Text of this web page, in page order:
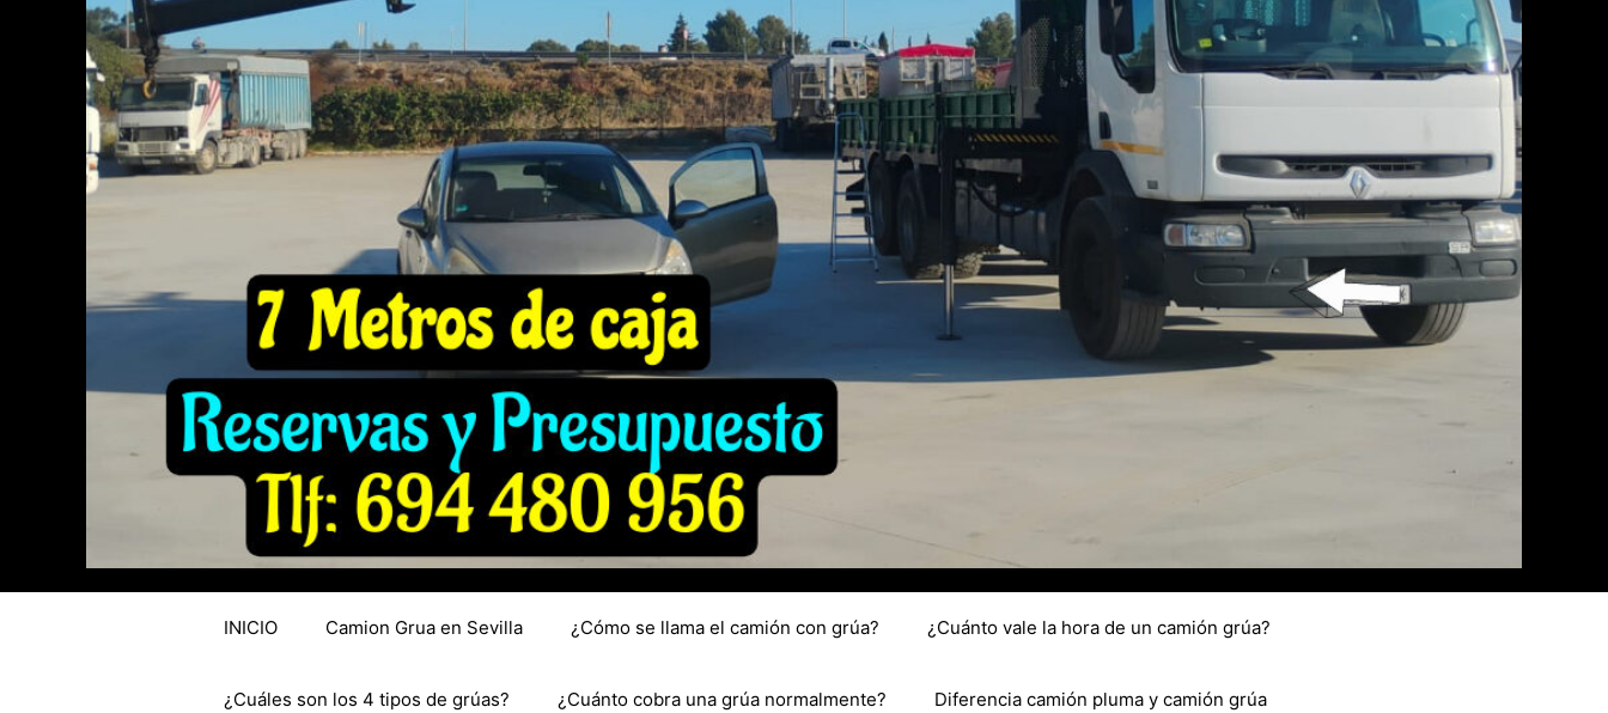
INICIO Camion Grua en Sevilla ¿Cómo se llama el camión con grúa? ¿Cuánto vale la hora de un camión grúa?
¿Cuáles son los 4 tipos de grúas? ¿Cuánto cobra una grúa normalmente? Diferencia camión pluma y camión grúa